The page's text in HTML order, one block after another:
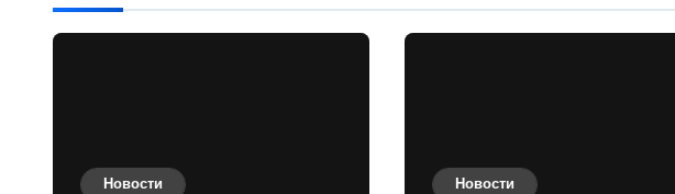
Новости Новости